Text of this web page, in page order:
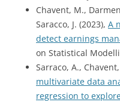
Chavent, M.,
Saracco, J. (2023), A
detect earnings
on Statistical
Sarraco, A.,
multivariate data
regression to